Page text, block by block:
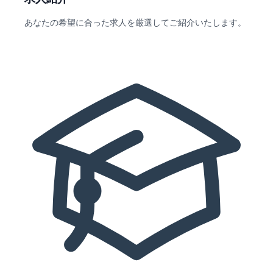
あなたの希望に合った求人を厳選してご紹介いたします。